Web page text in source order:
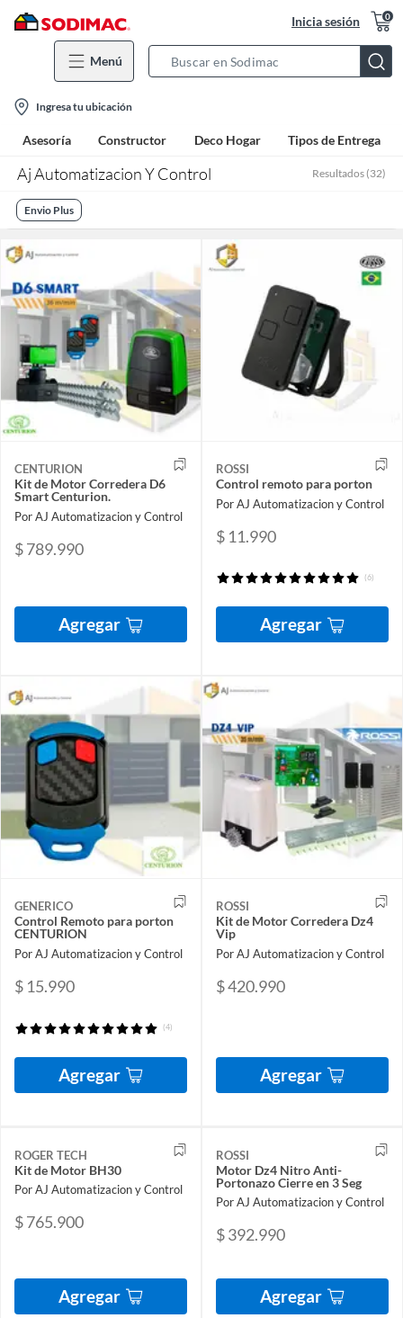
Inicia sesión 0
Menú
Bar
location-
icon
Ingresa tu ubicación
Asesoría Constructor Deco Hogar Tipos de Entrega
Aj Automatizacion Y Control Resultados (32)
Envio Plus
CENTURION
Kit de Motor Corredera D6
Smart Centurion.
Por AJ Automatizacion y Control
$ 789.990
Agregar
ROSSI
Control remoto para porton
Por AJ Automatizacion y Control
$ 11.990
(6)
Agregar
GENERICO
Control Remoto para porton
CENTURION
Por AJ Automatizacion y Control
$ 15.990
(4)
Agregar
ROSSI
Kit de Motor Corredera Dz4
Vip
Por AJ Automatizacion y Control
$ 420.990
Agregar
ROGER TECH
Kit de Motor BH30
Por AJ Automatizacion y Control
$ 765.900
Agregar
ROSSI
Motor Dz4 Nitro Anti-
Portonazo Cierre en 3 Seg
Por AJ Automatizacion y Control
$ 392.990
Agregar